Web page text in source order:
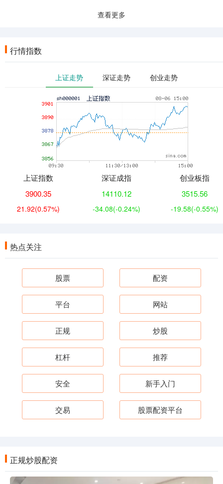
查看更多
行情指数
上证走势 深证走势 创业走势
上证指数
3900.35
21.92(0.57%)
深证成指
14110.12
-34.08(-0.24%)
创业板指
3515.56
-19.58(-0.55%)
热点关注
股票 配资
平台 网站
正规 炒股
杠杆 推荐
安全 新手入门
交易 股票配资平台
正规炒股配资